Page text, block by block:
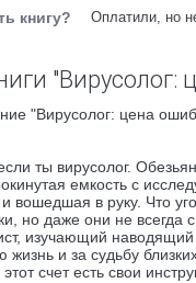
книгу? Оплатили, но
"Вирусолог:
"Вирусолог: цена
ты вирусолог.
емкость с
вошедшая в руку. Что
но даже они не
изучающий
и за судьбу
счет есть свои